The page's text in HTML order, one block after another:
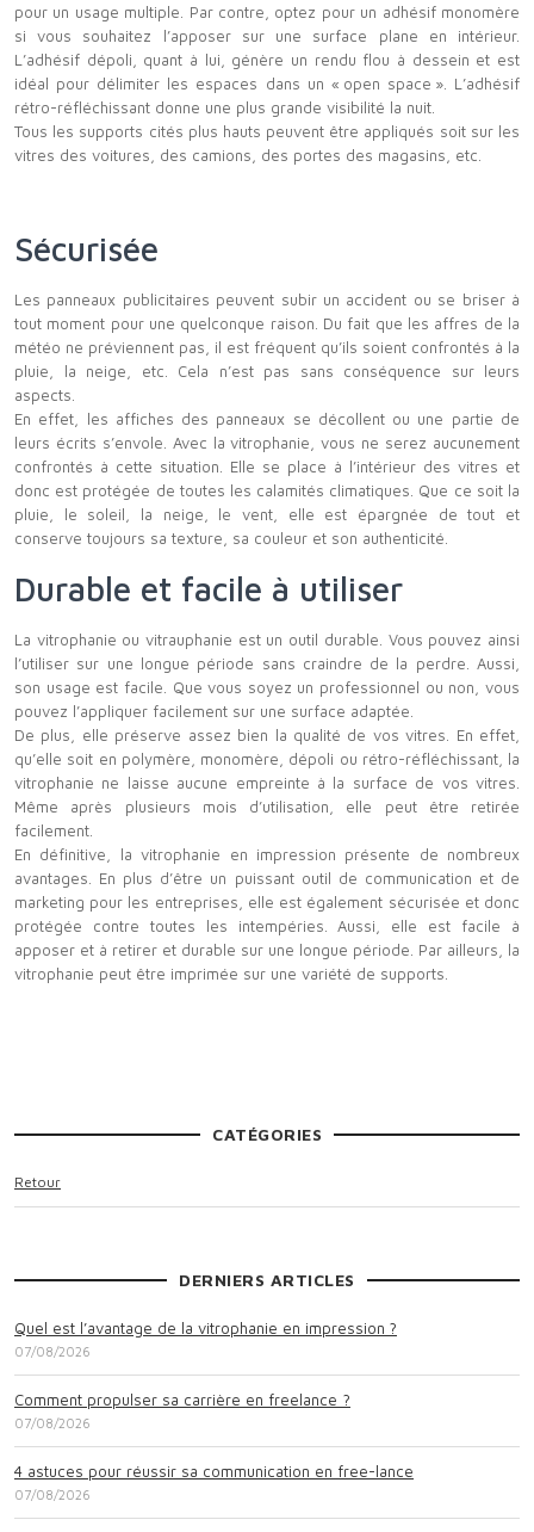
pour un usage multiple. Par contre, optez pour un adhésif monomère
si vous souhaitez l’apposer sur une surface plane en intérieur.
L’adhésif dépoli, quant à lui, génère un rendu flou à dessein et est
idéal pour délimiter les espaces dans un « open space ». L’adhésif
rétro-réfléchissant donne une plus grande visibilité la nuit.
Tous les supports cités plus hauts peuvent être appliqués soit sur les
vitres des voitures, des camions, des portes des magasins, etc.
Sécurisée
Les panneaux publicitaires peuvent subir un accident ou se briser à
tout moment pour une quelconque raison. Du fait que les affres de la
météo ne préviennent pas, il est fréquent qu’ils soient confrontés à la
pluie, la neige, etc. Cela n’est pas sans conséquence sur leurs
aspects.
En effet, les affiches des panneaux se décollent ou une partie de
leurs écrits s’envole. Avec la vitrophanie, vous ne serez aucunement
confrontés à cette situation. Elle se place à l’intérieur des vitres et
donc est protégée de toutes les calamités climatiques. Que ce soit la
pluie, le soleil, la neige, le vent, elle est épargnée de tout et
conserve toujours sa texture, sa couleur et son authenticité.
Durable et facile à utiliser
La vitrophanie ou vitrauphanie est un outil durable. Vous pouvez ainsi
l’utiliser sur une longue période sans craindre de la perdre. Aussi,
son usage est facile. Que vous soyez un professionnel ou non, vous
pouvez l’appliquer facilement sur une surface adaptée.
De plus, elle préserve assez bien la qualité de vos vitres. En effet,
qu’elle soit en polymère, monomère, dépoli ou rétro-réfléchissant, la
vitrophanie ne laisse aucune empreinte à la surface de vos vitres.
Même après plusieurs mois d’utilisation, elle peut être retirée
facilement.
En définitive, la vitrophanie en impression présente de nombreux
avantages. En plus d’être un puissant outil de communication et de
marketing pour les entreprises, elle est également sécurisée et donc
protégée contre toutes les intempéries. Aussi, elle est facile à
apposer et à retirer et durable sur une longue période. Par ailleurs, la
vitrophanie peut être imprimée sur une variété de supports.
CATÉGORIES
Retour
DERNIERS ARTICLES
Quel est l’avantage de la vitrophanie en impression ?
07/08/2026
Comment propulser sa carrière en freelance ?
07/08/2026
4 astuces pour réussir sa communication en free-lance
07/08/2026